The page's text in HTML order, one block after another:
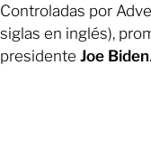
Controladas por
siglas en inglés),
presidente Joe Biden.